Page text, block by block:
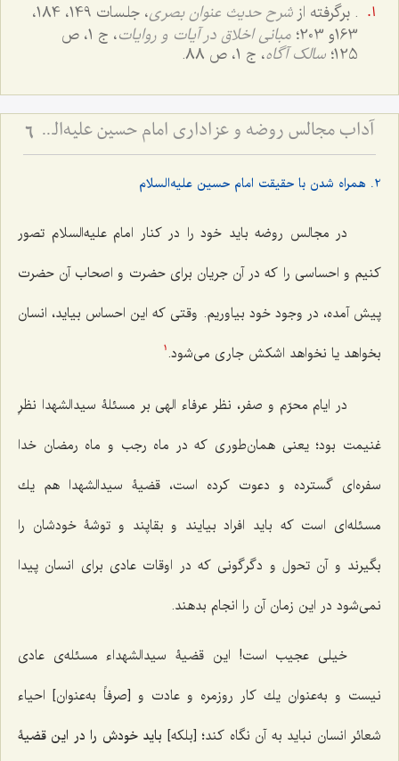
. برگرفته از شرح حدیث عنوان بصری
، جلسات 149، 184،
163و 203؛
مبانی اخلاق در آیات و روایات
، ج 1، ص
125؛ سالک آگاه، ج 1، ص 88.
آداب مجالس روضه و عزاداری امام حسین علیه‌السلام - و توصیه‌های بزرگان دربارۀ ماه‌های محرّم و صفر 6
2. همراه شدن با حقیقت امام حسین علیه‌السلام
در مجالس روضه باید خود را در کنار امام علیه‌السلام تصور
کنیم و احساسی را که در آن جریان برای حضرت و اصحاب آن حضرت
پیش آمده، در وجود خود بیاوریم. وقتی که این احساس بیاید، انسان
بخواهد یا نخواهد اشکش جاری می‌شود. 1
در ايام محرّم و صفر، نظر عرفاء الهى بر مسئلۀ سيدالشهدا نظرِ
غنيمت بود؛ يعنى همان‌طورى كه در ماه رجب و ماه رمضان خدا
سفره‌اى گسترده و دعوت کرده است، قضيۀ سيدالشهدا هم يك
مسئله‌اى است كه بايد افراد بيايند و بقاپند و توشۀ خودشان را
بگيرند و آن تحول و دگرگونى كه در اوقات عادى براى انسان پيدا
نمى‌شود در اين زمان آن را انجام بدهند.
خيلى عجيب است! اين قضيۀ سيدالشهداء مسئله‌ى عادى
نيست و به‌عنوان يك كار روزمره و عادت و [صرفاً به‌عنوان] احياء
شعائر انسان نبايد به آن نگاه كند؛ [بلکه] بايد خودش را در اين قضيۀ